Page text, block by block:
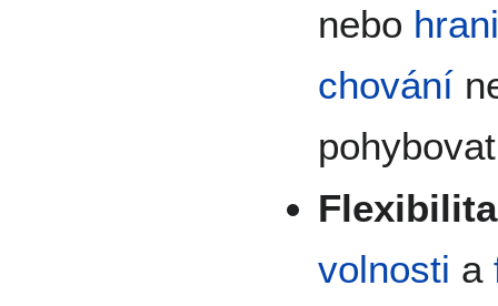
nebo
chování
volnosti a